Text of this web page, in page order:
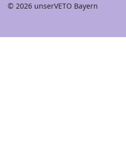
© 2026 unserVETO Bayern